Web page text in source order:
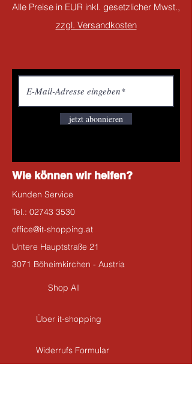
Alle Preise in EUR inkl. gesetzlicher Mwst.,
zzgl. Versandkosten
jetzt abonnieren
Wie können wir helfen?
Kunden Service
Tel.: 02743 3530
office@it-shopping.at
Untere Hauptstraße 21
3071 Böheimkirchen - Austria
Shop All
Über it-shopping
Widerrufs Formular